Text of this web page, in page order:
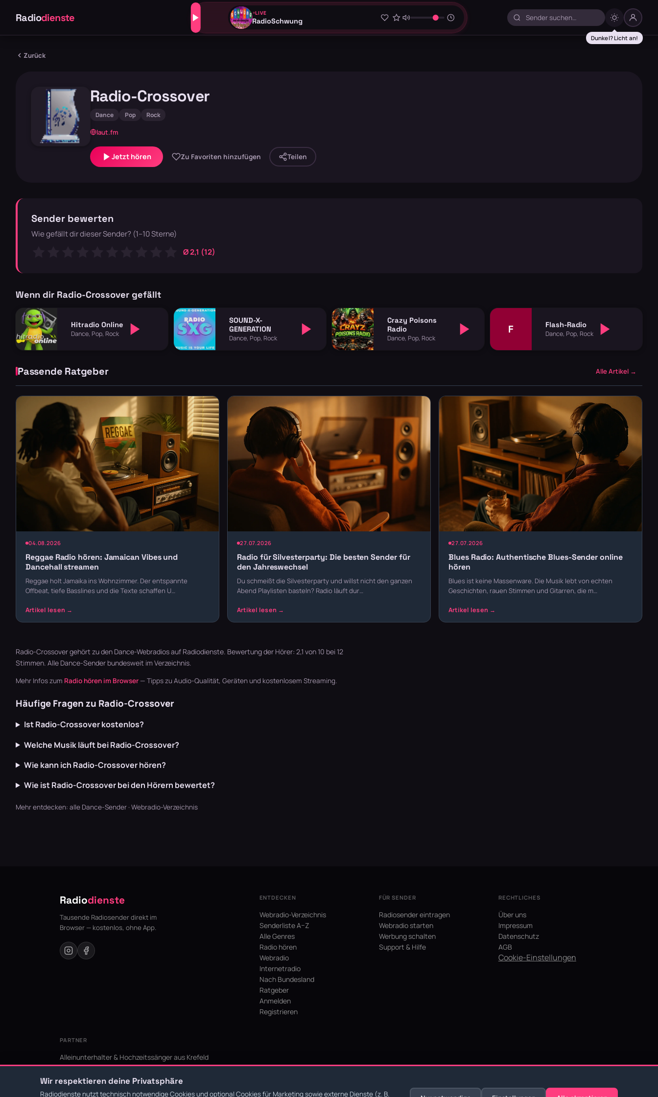
Radiodienste LIVE
RadioSchwung
Zurück
Radio-Crossover
Dance Pop Rock
laut.fm
Jetzt hören Zu Favoriten hinzufügen Teilen
Sender bewerten
Wie gefällt dir dieser Sender? (1–10 Sterne)
Ø 2,1 (12)
Wenn dir Radio-Crossover gefällt
Hitradio Online
Dance, Pop, Rock
SOUND-X-
GENERATION
Dance, Pop, Rock
Crazy Poisons
Radio
Dance, Pop, Rock
F Flash-Radio
Dance, Pop, Rock
Passende Ratgeber Alle Artikel →
04.08.2026
Reggae Radio hören: Jamaican Vibes und
Dancehall streamen
Reggae holt Jamaika ins Wohnzimmer. Der entspannte
Offbeat, tiefe Basslines und die Texte schaffen U…
27.07.2026
Radio für Silvesterparty: Die besten Sender für
den Jahreswechsel
Du schmeißt die Silvesterparty und willst nicht den ganzen
Abend Playlisten basteln? Radio läuft dur…
27.07.2026
Blues Radio: Authentische Blues-Sender online
hören
Blues ist keine Massenware. Die Musik lebt von echten
Geschichten, rauen Stimmen und Gitarren, die m…
Radio-Crossover gehört zu den Dance-Webradios auf Radiodienste. Bewertung der Hörer: 2,1 von 10 bei 12
Stimmen. Alle Dance-Sender bundesweit im Verzeichnis.
Mehr Infos zum Radio hören im Browser — Tipps zu Audio-Qualität, Geräten und kostenlosem Streaming.
Häufige Fragen zu Radio-Crossover
Ist Radio-Crossover kostenlos?
Welche Musik läuft bei Radio-Crossover?
Wie kann ich Radio-Crossover hören?
Wie ist Radio-Crossover bei den Hörern bewertet?
Mehr entdecken: alle Dance-Sender · Webradio-Verzeichnis
Radiodienste
Tausende Radiosender direkt im
Browser — kostenlos, ohne App.
ENTDECKEN
Webradio-Verzeichnis
Senderliste A–Z
Alle Genres
Radio hören
Webradio
Internetradio
Nach Bundesland
Ratgeber
Anmelden
Registrieren
FÜR SENDER
Radiosender eintragen
Webradio starten
Werbung schalten
Support & Hilfe
RECHTLICHES
Über uns
Impressum
Datenschutz
AGB
Cookie-Einstellungen
PARTNER
Alleinunterhalter & Hochzeitssänger aus Krefeld
KI Niederrhein - Agentur aus Krefeld für den Niederrhein
Wir respektieren deine Privatsphäre
Radiodienste nutzt technisch notwendige Cookies und optional Cookies für Marketing sowie externe Dienste (z. B.